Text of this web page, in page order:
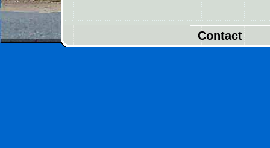
Contact